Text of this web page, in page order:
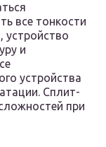
все тонкости
устройство
и
устройства
Сплит-
при